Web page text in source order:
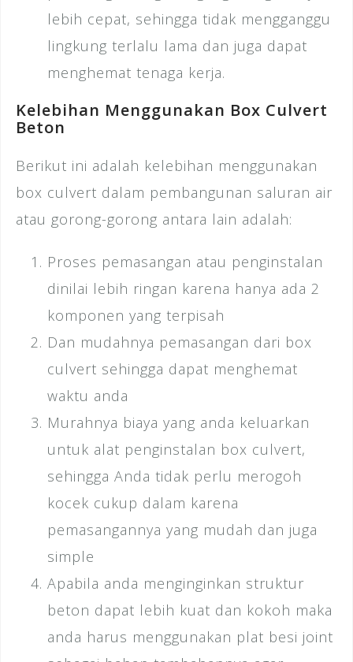
lebih cepat, sehingga tidak mengganggu
lingkung terlalu lama dan juga dapat
menghemat tenaga kerja.
Kelebihan Menggunakan Box Culvert
Beton
Berikut ini adalah kelebihan menggunakan
box culvert dalam pembangunan saluran air
atau gorong-gorong antara lain adalah:
Proses pemasangan atau penginstalan
dinilai lebih ringan karena hanya ada 2
komponen yang terpisah
Dan mudahnya pemasangan dari box
culvert sehingga dapat menghemat
waktu anda
Murahnya biaya yang anda keluarkan
untuk alat penginstalan box culvert,
sehingga Anda tidak perlu merogoh
kocek cukup dalam karena
pemasangannya yang mudah dan juga
simple
Apabila anda menginginkan struktur
beton dapat lebih kuat dan kokoh maka
anda harus menggunakan plat besi joint